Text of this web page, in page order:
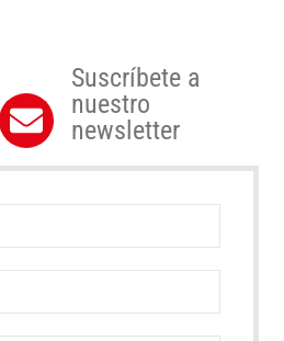
Suscríbete a
nuestro
newsletter